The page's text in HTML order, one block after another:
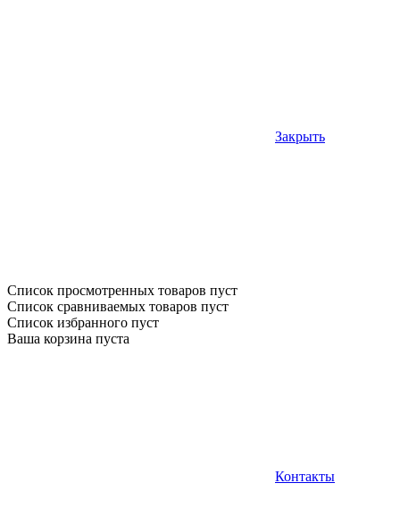
Закрыть
Список просмотренных товаров пуст
Список сравниваемых товаров пуст
Список избранного пуст
Ваша корзина пуста
Контакты